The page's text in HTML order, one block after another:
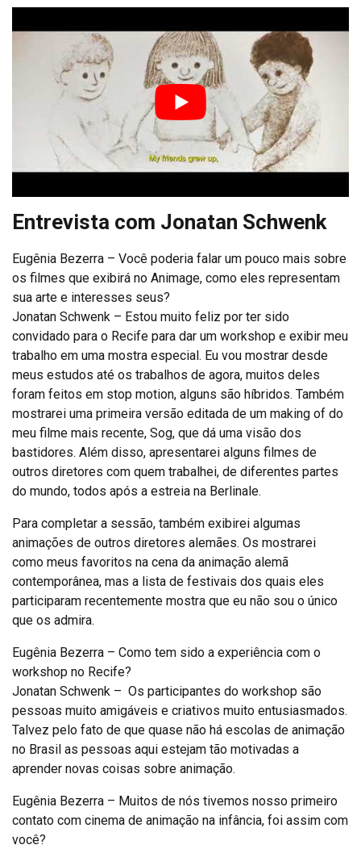
Entrevista com Jonatan Schwenk
Eugênia Bezerra – Você poderia falar um pouco mais sobre
os filmes que exibirá no Animage, como eles representam
sua arte e interesses seus?
Jonatan Schwenk – Estou muito feliz por ter sido
convidado para o Recife para dar um workshop e exibir meu
trabalho em uma mostra especial. Eu vou mostrar desde
meus estudos até os trabalhos de agora, muitos deles
foram feitos em stop motion, alguns são híbridos. Também
mostrarei uma primeira versão editada de um making of do
meu filme mais recente, Sog, que dá uma visão dos
bastidores. Além disso, apresentarei alguns filmes de
outros diretores com quem trabalhei, de diferentes partes
do mundo, todos após a estreia na Berlinale.
Para completar a sessão, também exibirei algumas
animações de outros diretores alemães. Os mostrarei
como meus favoritos na cena da animação alemã
contemporânea, mas a lista de festivais dos quais eles
participaram recentemente mostra que eu não sou o único
que os admira.
Eugênia Bezerra – Como tem sido a experiência com o
workshop no Recife?
Jonatan Schwenk – Os participantes do workshop são
pessoas muito amigáveis e criativos muito entusiasmados.
Talvez pelo fato de que quase não há escolas de animação
no Brasil as pessoas aqui estejam tão motivadas a
aprender novas coisas sobre animação.
Eugênia Bezerra – Muitos de nós tivemos nosso primeiro
contato com cinema de animação na infância, foi assim com
você?